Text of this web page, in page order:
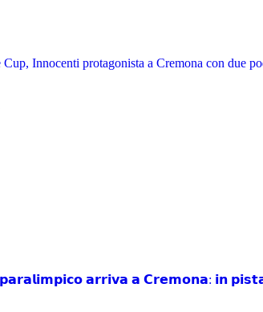
Innocenti protagonista a Cremona con due
𝗮𝗿𝗿𝗶𝘃𝗮 𝗮 𝗖𝗿𝗲𝗺𝗼𝗻𝗮: 𝗶𝗻